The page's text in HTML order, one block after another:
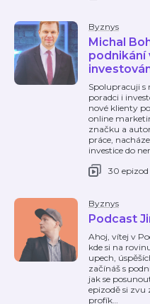
Byznys
Michal
podnikání
Spolupracuji
poradci i
nové klienty
online
značku a
práce,
investice do
30 epizod
Byznys
Podcast
Ahoj, vítej v
kde si na
upech,
začínáš s
jak se
epizodě si zvu
profík…